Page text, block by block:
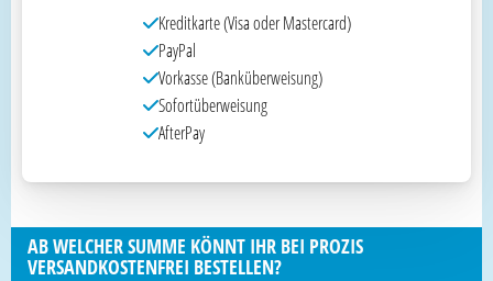
Kreditkarte (Visa oder Mastercard)
PayPal
Vorkasse (Banküberweisung)
Sofortüberweisung
AfterPay
AB WELCHER SUMME KÖNNT IHR BEI PROZIS
VERSANDKOSTENFREI BESTELLEN?